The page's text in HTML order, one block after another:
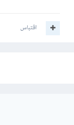
اقتباس